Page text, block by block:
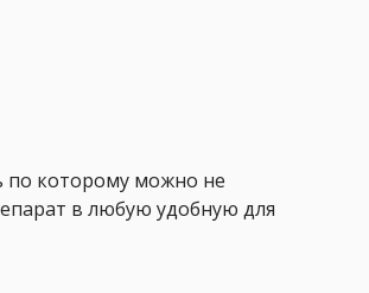
по которому можно не
в любую удобную для